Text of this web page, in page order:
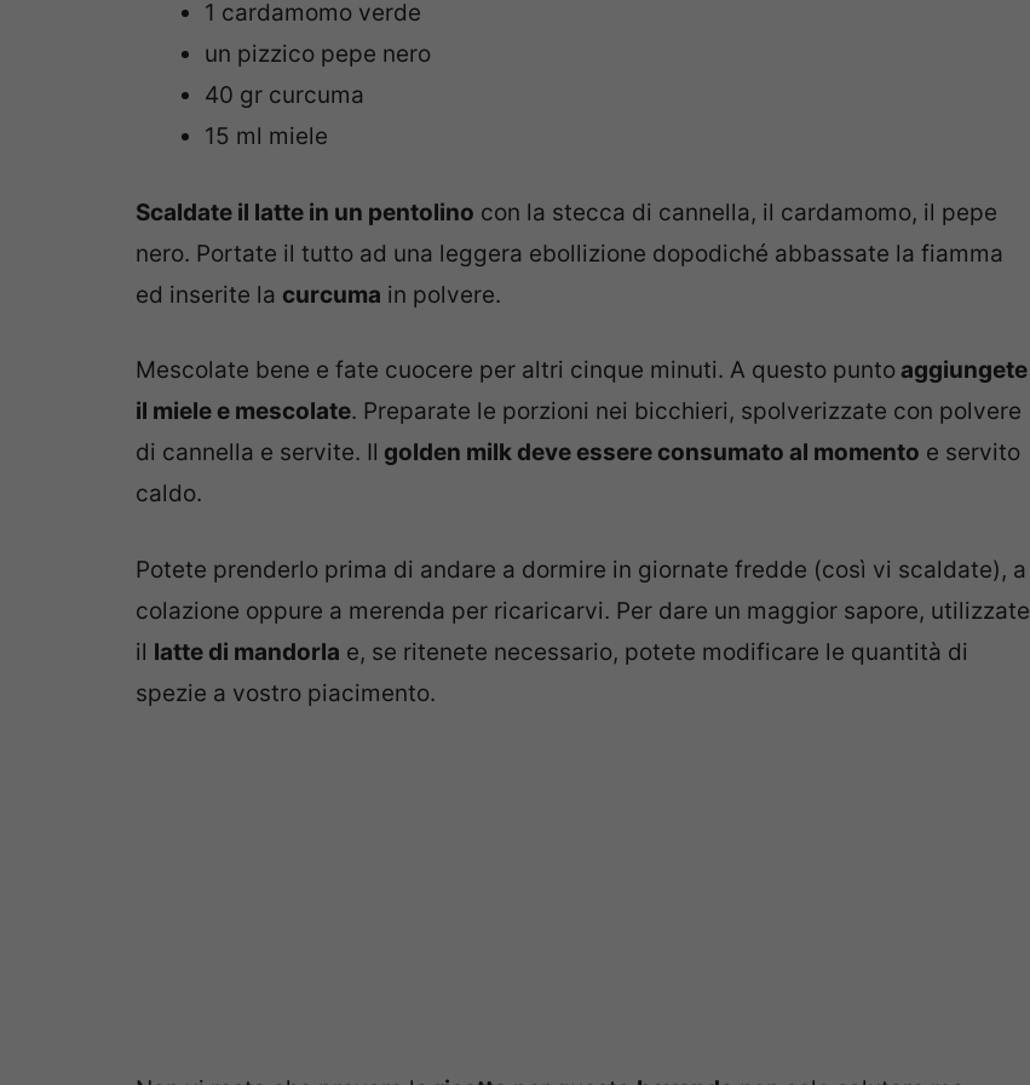
1 cardamomo verde
un pizzico pepe nero
40 gr curcuma
15 ml miele
Scaldate il latte in un pentolino con la stecca di cannella, il cardamomo, il pepe
nero. Portate il tutto ad una leggera ebollizione dopodiché abbassate la fiamma
ed inserite la curcuma in polvere.
Mescolate bene e fate cuocere per altri cinque minuti. A questo puntoaggiungete
il miele e mescolate. Preparate le porzioni nei bicchieri, spolverizzate con polvere
di cannella e servite. Il golden milk deve essere consumato al momento e servito
caldo.
Potete prenderlo prima di andare a dormire in giornate fredde (così vi scaldate), a
colazione oppure a merenda per ricaricarvi. Per dare un maggior sapore, utilizzate
il latte di mandorla e, se ritenete necessario, potete modificare le quantità di
spezie a vostro piacimento.